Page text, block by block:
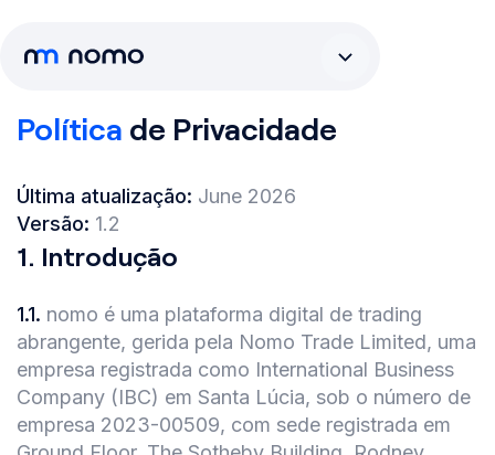
Política de Privacidade
Última atualização: June 2026
Versão: 1.2
1. Introdução
1.1. nomo é uma plataforma digital de trading
abrangente, gerida pela Nomo Trade Limited, uma
empresa registrada como International Business
Company (IBC) em Santa Lúcia, sob o número de
empresa 2023-00509, com sede registrada em